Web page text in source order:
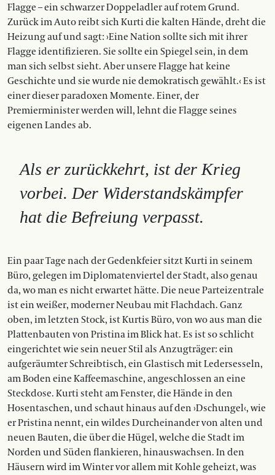
Flagge – ein schwarzer Doppeladler auf rotem Grund.
Zurück im Auto reibt sich Kurti die kalten Hände, dreht die
Heizung auf und sagt: ›Eine Nation sollte sich mit ihrer
Flagge identifizieren. Sie sollte ein Spiegel sein, in dem
man sich selbst sieht. Aber unsere Flagge hat keine
Geschichte und sie wurde nie demokratisch gewählt.‹ Es ist
einer dieser paradoxen Momente. Einer, der
Premierminister werden will, lehnt die Flagge seines
eigenen Landes ab.
Als er zurückkehrt, ist der Krieg
vorbei. Der Widerstandskämpfer
hat die Befreiung verpasst.
Ein paar Tage nach der Gedenkfeier sitzt Kurti in seinem
Büro, gelegen im Diplomatenviertel der Stadt, also genau
da, wo man es nicht erwartet hätte. Die neue Parteizentrale
ist ein weißer, moderner Neubau mit Flachdach. Ganz
oben, im letzten Stock, ist Kurtis Büro, von wo aus man die
Plattenbauten von Pristina im Blick hat. Es ist so schlicht
eingerichtet wie sein neuer Stil als Anzugträger: ein
aufgeräumter Schreibtisch, ein Glastisch mit Ledersesseln,
am Boden eine Kaffeemaschine, angeschlossen an eine
Steckdose. Kurti steht am Fenster, die Hände in den
Hosentaschen, und schaut hinaus auf den ›Dschungel‹, wie
er Pristina nennt, ein wildes Durcheinander von alten und
neuen Bauten, die über die Hügel, welche die Stadt im
Norden und Süden flankieren, hinauswachsen. In den
Häusern wird im Winter vor allem mit Kohle geheizt, was